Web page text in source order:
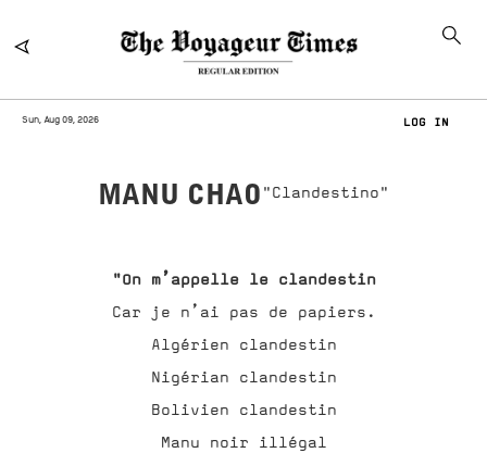
Sun, Aug 09, 2026 LOG IN
MANU CHAO "Clandestino"
"On m’appelle le clandestin
Car je n’ai pas de papiers.
Algérien clandestin
Nigérian clandestin
Bolivien clandestin
Manu noir illégal